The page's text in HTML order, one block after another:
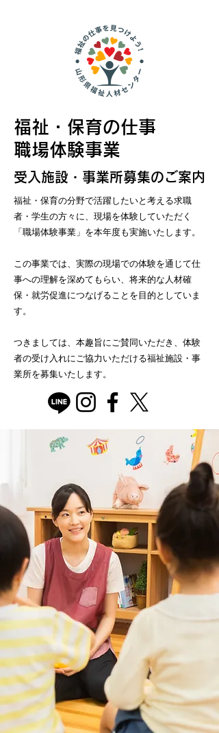
福祉・保育の仕事
職場体験事業
受入施設・事業所募集のご案内
福祉・保育の分野で活躍したいと考える求職
者・学生の方々に、現場を体験していただく
「職場体験事業」を本年度も実施いたします。
この事業では、実際の現場での体験を通じて仕
事への理解を深めてもらい、将来的な人材確
保・就労促進につなげることを目的としていま
す。
つきましては、本趣旨にご賛同いただき、体験
者の受け入れにご協力いただける福祉施設・事
業所を募集いたします。